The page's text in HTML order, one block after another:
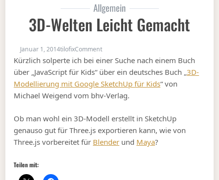
Allgemein
3D-Welten Leicht Gemacht
Januar 1, 2014tilofixCommenton 3D-Welten leicht gemacht
Kürzlich solperte ich bei einer Suche nach einem Buch
über „JavaScript für Kids“ über ein deutsches Buch „3D-
Modellierung mit Google SketchUp für Kids“ von
Michael Weigend vom bhv-Verlag.
Ob man wohl ein 3D-Modell erstellt in SketchUp
genauso gut für Three.js exportieren kann, wie von
Three.js vorbereitet für Blender und Maya?
Teilen mit: